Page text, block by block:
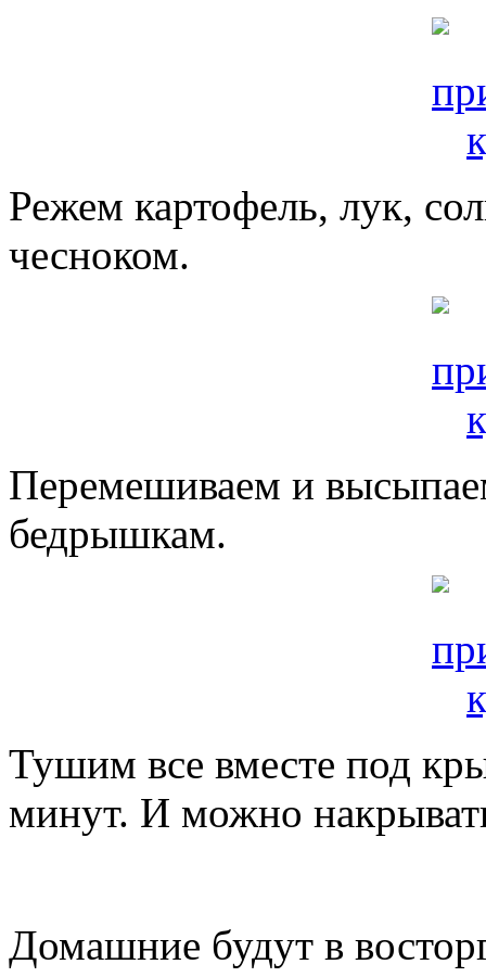
Режем картофель, лук,
чесноком.
Перемешиваем и
бедрышкам.
Тушим все вместе под
минут. И можно
Домашние будут в